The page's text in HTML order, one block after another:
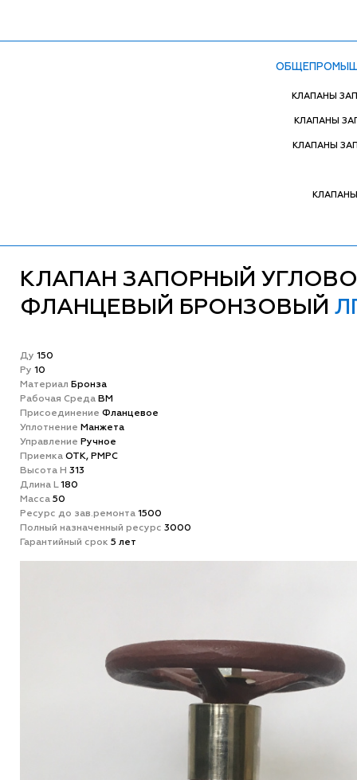
КЛАПАНЫ
КЛАПАНЫ
КЛАПАНЫ
КЛАПАН ЗАПОРНЫЙ
ФЛАНЦЕВЫЙ БРОНЗОВЫЙ
Ду 150
Ру 10
Матeриал Бронза
Рабочая Среда ВМ
Присоединение Фланцевое
Уплотнение Манжета
Управление Ручное
Приемка ОТК, РМРС
Высота H 313
Длина L180
Масса 50
Ресурс до зав.ремонта 1500
Полный назначенный ресурс 3000
Гарантийный срок 5 лет